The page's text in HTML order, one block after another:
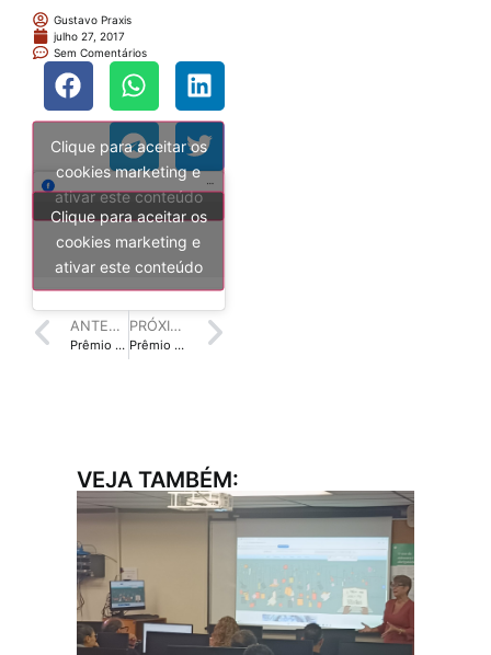
Gustavo Praxis
julho 27, 2017
Sem Comentários
Clique para aceitar os
cookies marketing e
ativar este conteúdo
Clique para aceitar os
cookies marketing e
ativar este conteúdo
ANTERIOR
Prêmio Kindle aumenta premiação na segunda edição
PRÓXIMO
Prêmio Literário Biblioteca Nacional está com inscrições abertas
VEJA TAMBÉM: